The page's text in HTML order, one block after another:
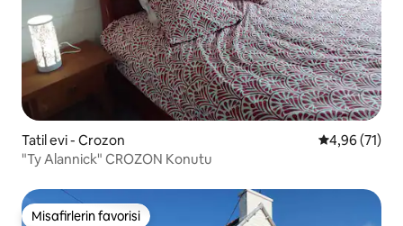
Tatil evi - Crozon 5 üzerinden
4,96 (71)
"Ty Alannick" CROZON Konutu
Misafirlerin favorisi